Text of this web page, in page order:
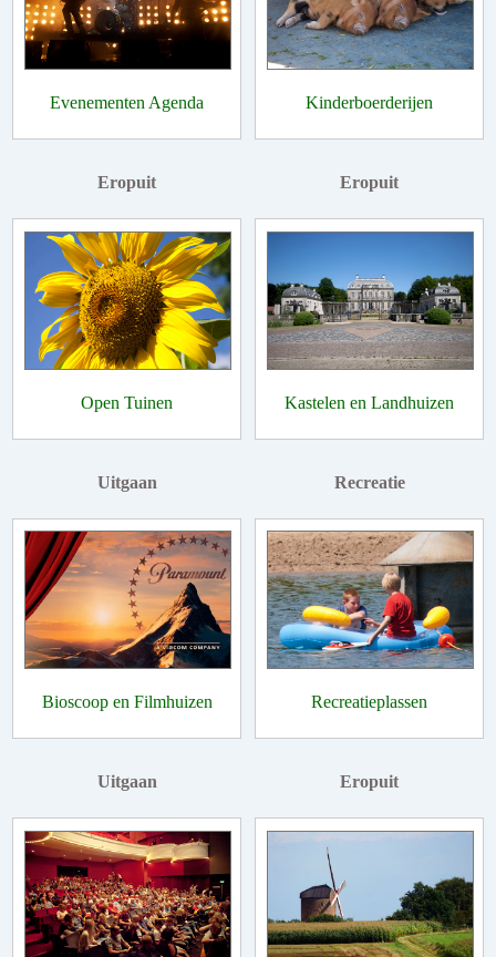
Evenementen Agenda Kinderboerderijen
Eropuit
Open Tuinen
Eropuit
Kastelen en Landhuizen
Uitgaan
Bioscoop en Filmhuizen
Recreatie
Recreatieplassen
Uitgaan Eropuit